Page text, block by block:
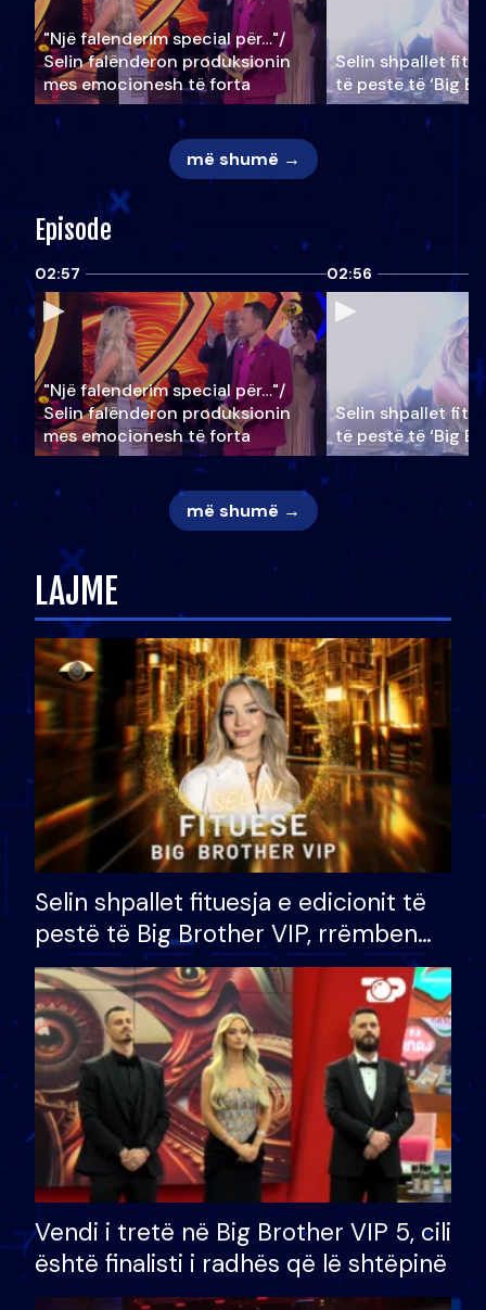
"Një falenderim special për…"/
Selin falënderon produksionin
mes emocionesh të forta
Selin shpallet
të pestë të ‘Big
më shumë →
Episode
02:57
"Një falenderim special për…"/
Selin falënderon produksionin
mes emocionesh të forta
02:56
Selin shpallet
të pestë të ‘Big
më shumë →
LAJME
Selin shpallet fituesja e edicionit të
pestë të Big Brother VIP, rrëmben
çmimin e madh prej 100 mijë eurosh
Vendi i tretë në Big Brother VIP 5, cili
është finalisti i radhës që lë shtëpinë